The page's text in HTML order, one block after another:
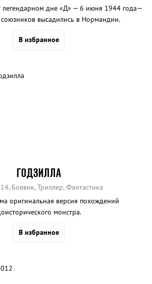
легендарном дне «Д» — 6 июня 1944 года—
союзников высадились в Нормандии.
В избранное
ГОДЗИЛЛА
Боевик, Триллер, Фантастика
оригинальная версия похождений
монстра.
В избранное